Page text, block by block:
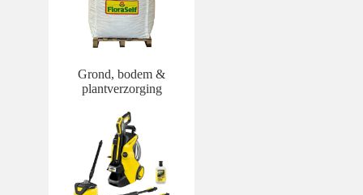
Grond, bodem &
plantverzorging